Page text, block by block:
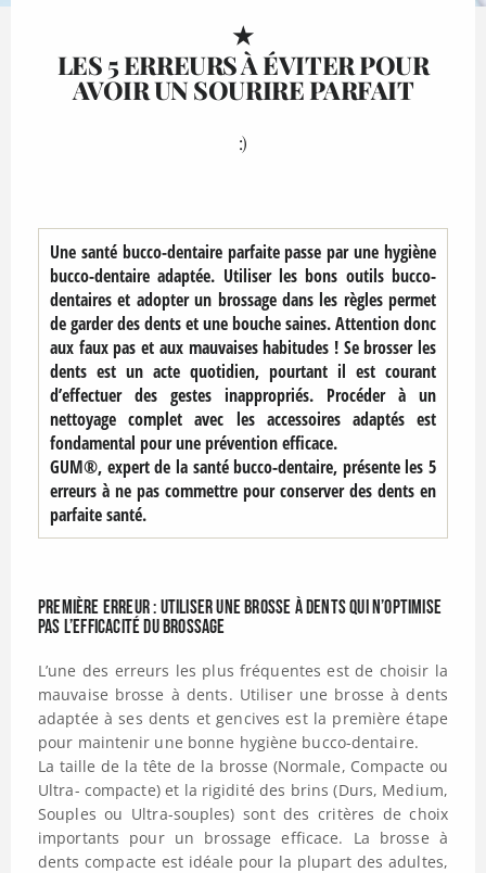
★
LES 5 ERREURS À ÉVITER POUR
AVOIR UN SOURIRE PARFAIT
:)
Une santé bucco-dentaire parfaite passe par une hygiène
bucco-dentaire adaptée. Utiliser les bons outils bucco-
dentaires et adopter un brossage dans les règles permet
de garder des dents et une bouche saines. Attention donc
aux faux pas et aux mauvaises habitudes ! Se brosser les
dents est un acte quotidien, pourtant il est courant
d’effectuer des gestes inappropriés. Procéder à un
nettoyage complet avec les accessoires adaptés est
fondamental pour une prévention efficace.
GUM®, expert de la santé bucco-dentaire, présente les 5
erreurs à ne pas commettre pour conserver des dents en
parfaite santé.
Première erreur : Utiliser une brosse à dents qui n’optimise
pas l’efficacité du brossage
L’une des erreurs les plus fréquentes est de choisir la
mauvaise brosse à dents. Utiliser une brosse à dents
adaptée à ses dents et gencives est la première étape
pour maintenir une bonne hygiène bucco-dentaire.
La taille de la tête de la brosse (Normale, Compacte ou
Ultra- compacte) et la rigidité des brins (Durs, Medium,
Souples ou Ultra-souples) sont des critères de choix
importants pour un brossage efficace. La brosse à
dents compacte est idéale pour la plupart des adultes,